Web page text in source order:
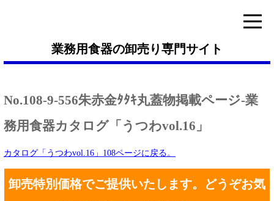
業務用食器の卸売り専門サイト
No.108-9-556朱赤金ﾀﾀｷ丸蓋物掲載ページ-業
務用食器カタログ「うつわvol.16」
カタログ「うつわvol.16」108ページに戻る。
卸売特別価格でご提供いたします。どうぞお気